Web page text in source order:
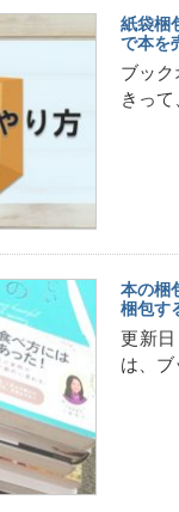
紙袋梱
で本を
ブッ
きっ
本の梱
梱包す
更新
は、